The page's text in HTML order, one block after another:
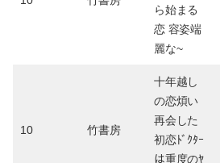
ら始まる
恋 容姿端
麗な~
10 竹書房
十年越し
の恋煩い
再会した
初恋ﾄﾞｸﾀｰ
は重度のﾔ